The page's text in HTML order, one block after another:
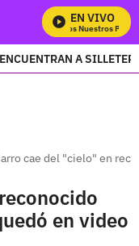
EN VIVO
Mira Todos Nuestros
ENCUENTRAN A
cae del "cielo" en
en video